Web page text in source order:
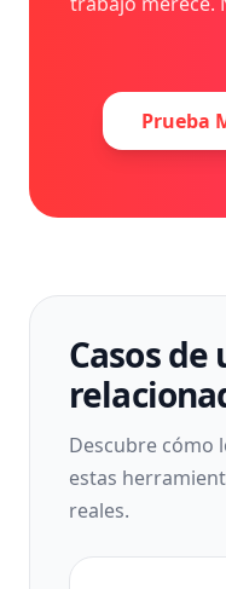
Prueba
Casos de
Descubre cómo
estas
reales.